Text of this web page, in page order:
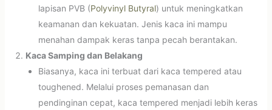
lapisan PVB (Polyvinyl Butyral) untuk meningkatkan
keamanan dan kekuatan. Jenis kaca ini mampu
menahan dampak keras tanpa pecah berantakan.
Kaca Samping dan Belakang
Biasanya, kaca ini terbuat dari kaca tempered atau
toughened. Melalui proses pemanasan dan
pendinginan cepat, kaca tempered menjadi lebih keras